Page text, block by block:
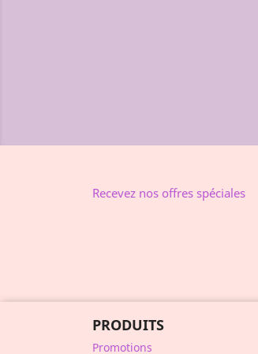
Recevez nos offres spéciales
PRODUITS
Promotions